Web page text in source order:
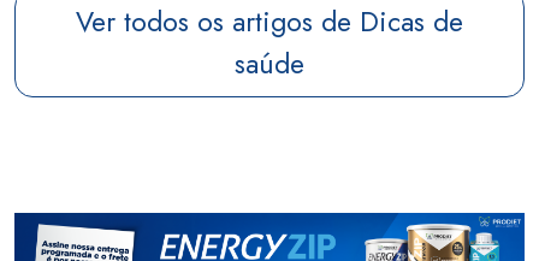
Ver todos os artigos de Dicas de
saúde